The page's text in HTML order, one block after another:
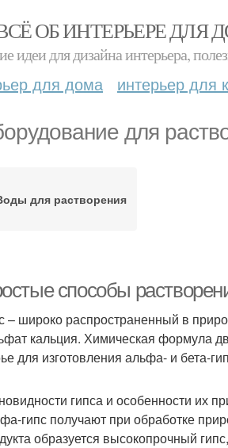
ОБ ИНТЕРЬЕРЕ ДЛЯ
идеи для дизайна интерьера,
для дома интерьер для
для
для растворения
способы
– широко распространенный в
кальция. Химическая формула
для изготовления альфа- и бета-
гипса и особенности их
гипс получают при обработке
образуется высокопрочный